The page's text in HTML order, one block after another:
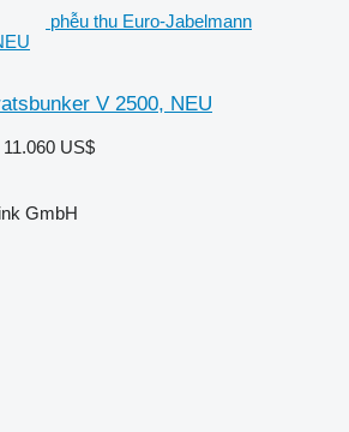
phễu thu Euro-Jabelmann
V 2500, NEU
11.060 US$
GmbH